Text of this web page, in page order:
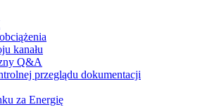
kanału
Q&A
przeglądu dokumentacji
za Energię